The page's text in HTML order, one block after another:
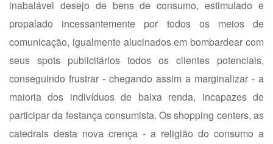
inabalável desejo de bens de consumo, estimulado e
propalado incessantemente por todos os meios de
comunicação, igualmente alucinados em bombardear com
seus spots publicitários todos os clientes potenciais,
conseguindo frustrar - chegando assim a marginalizar - a
maioria dos indivíduos de baixa renda, incapazes de
participar da festança consumista. Os shopping centers, as
catedrais desta nova crença - a religião do consumo a